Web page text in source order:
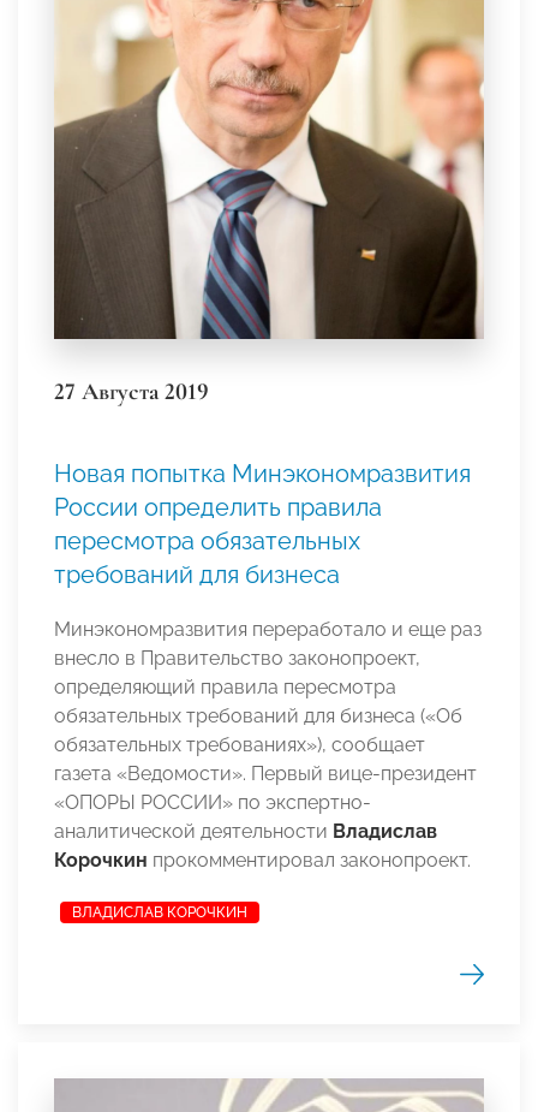
27 Августа 2019
Новая попытка Минэкономразвития
России определить правила
пересмотра обязательных
требований для бизнеса
Минэкономразвития переработало и еще раз
внесло в Правительство законопроект,
определяющий правила пересмотра
обязательных требований для бизнеса («Об
обязательных требованиях»), сообщает
газета «Ведомости». Первый вице-президент
«ОПОРЫ РОССИИ» по экспертно-
аналитической деятельности Владислав
Корочкин прокомментировал законопроект.
ВЛАДИСЛАВ КОРОЧКИН